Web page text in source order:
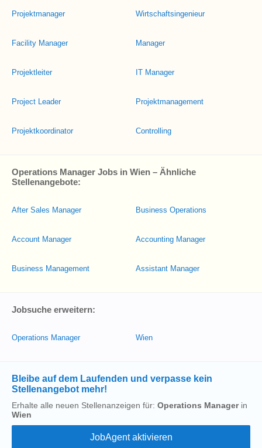
Projektmanager
Facility Manager
Projektleiter
Project Leader
Projektkoordinator
Wirtschaftsingenieur
Manager
IT Manager
Projektmanagement
Controlling
Operations Manager Jobs in Wien – Ähnliche
Stellenangebote:
After Sales Manager
Account Manager
Business Management
Business Operations
Accounting Manager
Assistant Manager
Jobsuche erweitern:
Operations Manager Wien
Bleibe auf dem Laufenden und verpasse kein
Stellenangebot mehr!
Erhalte alle neuen Stellenanzeigen für: Operations Managerin
Wien